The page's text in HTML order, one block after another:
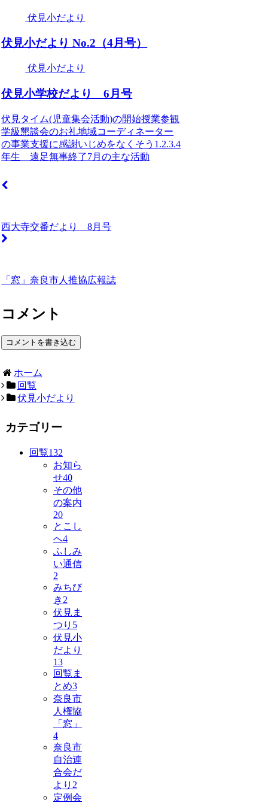
伏見小だより
伏見小だより No.2（4月号）
伏見小だより
伏見小学校だより 6月号
伏見タイム(児童集会活動)の開始授業参観
学級懇談会のお礼地域コーディネーター
の事業支援に感謝いじめをなくそう1.2.3.4
年生 遠足無事終了7月の主な活動
西大寺交番だより 8月号
「窓」奈良市人推協広報誌
コメント
コメントを書き込む
ホーム
回覧
伏見小だより
カテゴリー
回覧132
お知ら
せ40
その他
の案内
20
とこし
へ4
ふしみ
い通信
2
みちび
き 2
伏見ま
つり 5
伏見小
だより
13
回覧ま
とめ3
奈良市
人権協
「窓」
4
奈良市
自治連
合会だ
より 2
定例会